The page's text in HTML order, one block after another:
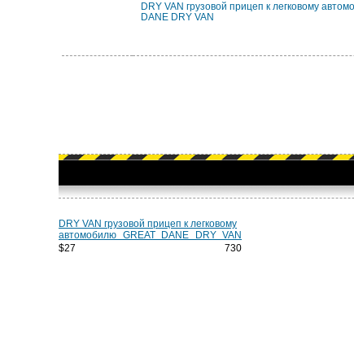
DRY VAN грузовой прицеп к легковому
DANE DRY VAN
DRY VAN грузовой прицеп к легковому
автомобилю GREAT DANE DRY VAN
$27 730